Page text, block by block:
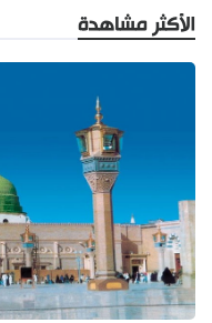
الأكثر مشاهدة